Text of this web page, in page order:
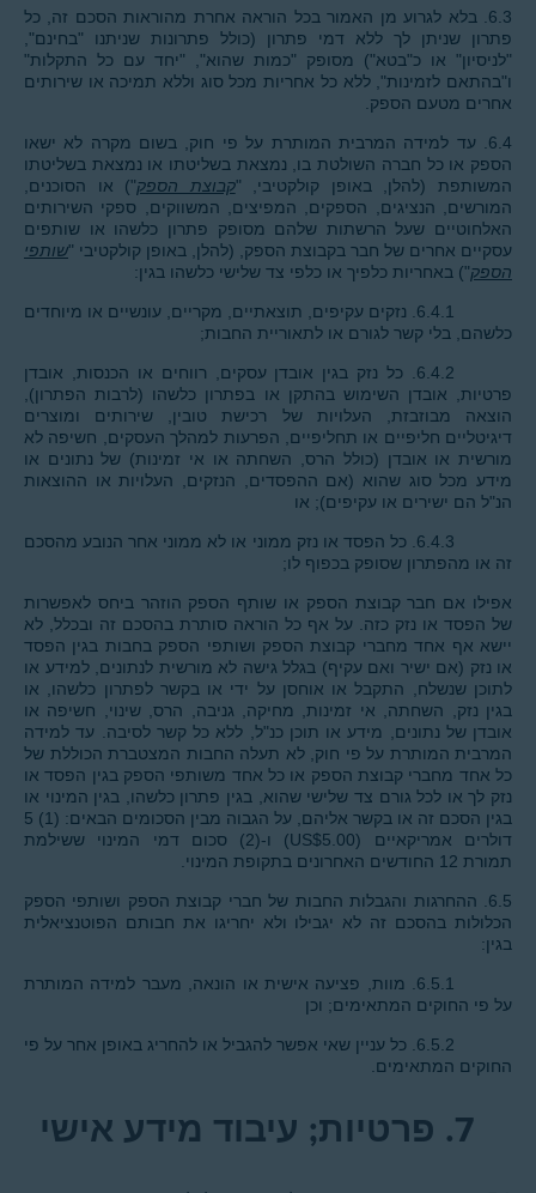
6.3. בלא לגרוע מן האמור בכל הוראה אחרת מהוראות הסכם זה, כל
פתרון שניתן לך ללא דמי פתרון (כולל פתרונות שניתנו "בחינם",
"לניסיון" או כ"בטא") מסופק "כמות שהוא", "יחד עם כל התקלות"
ו"בהתאם לזמינות", ללא כל אחריות מכל סוג וללא תמיכה או שירותים
אחרים מטעם הספק.
6.4. עד למידה המרבית המותרת על פי חוק, בשום מקרה לא ישאו
הספק או כל חברה השולטת בו, נמצאת בשליטתו או נמצאת בשליטתו
המשותפת (להלן, באופן קולקטיבי, "קבוצת הספק") או הסוכנים,
המורשים, הנציגים, הספקים, המפיצים, המשווקים, ספקי השירותים
האלחוטיים שעל הרשתות שלהם מסופק פתרון כלשהו או שותפים
עסקיים אחרים של חבר בקבוצת הספק, (להלן, באופן קולקטיבי "שותפי
הספק") באחריות כלפיך או כלפי צד שלישי כלשהו בגין:
6.4.1. נזקים עקיפים, תוצאתיים, מקריים, עונשיים או מיוחדים
כלשהם, בלי קשר לגורם או לתאוריית החבות;
6.4.2. כל נזק בגין אובדן עסקים, רווחים או הכנסות, אובדן
פרטיות, אובדן השימוש בהתקן או בפתרון כלשהו (לרבות הפתרון),
הוצאה מבוזבזת, העלויות של רכישת טובין, שירותים ומוצרים
דיגיטליים חליפיים או תחליפיים, הפרעות למהלך העסקים, חשיפה לא
מורשית או אובדן (כולל הרס, השחתה או אי זמינות) של נתונים או
מידע מכל סוג שהוא (אם ההפסדים, הנזקים, העלויות או ההוצאות
הנ"ל הם ישירים או עקיפים); או
6.4.3. כל הפסד או נזק ממוני או לא ממוני אחר הנובע מהסכם
זה או מהפתרון שסופק בכפוף לו;
אפילו אם חבר קבוצת הספק או שותף הספק הוזהר ביחס לאפשרות
של הפסד או נזק כזה. על אף כל הוראה סותרת בהסכם זה ובכלל, לא
יישא אף אחד מחברי קבוצת הספק ושותפי הספק בחבות בגין הפסד
או נזק (אם ישיר ואם עקיף) בגלל גישה לא מורשית לנתונים, למידע או
לתוכן שנשלח, התקבל או אוחסן על ידי או בקשר לפתרון כלשהו, או
בגין נזק, השחתה, אי זמינות, מחיקה, גניבה, הרס, שינוי, חשיפה או
אובדן של נתונים, מידע או תוכן כנ"ל, ללא כל קשר לסיבה. עד למידה
המרבית המותרת על פי חוק, לא תעלה החבות המצטברת הכוללת של
כל אחד מחברי קבוצת הספק או כל אחד משותפי הספק בגין הפסד או
נזק לך או לכל גורם צד שלישי שהוא, בגין פתרון כלשהו, בגין המינוי או
בגין הסכם זה או בקשר אליהם, על הגבוה מבין הסכומים הבאים: (1) 5
דולרים אמריקאיים (US$5.00) ו-(2) סכום דמי המינוי ששילמת
תמורת 12 החודשים האחרונים בתקופת המינוי.
6.5. ההחרגות והגבלות החבות של חברי קבוצת הספק ושותפי הספק
הכלולות בהסכם זה לא יגבילו ולא יחריגו את חבותם הפוטנציאלית
בגין:
6.5.1. מוות, פציעה אישית או הונאה, מעבר למידה המותרת
על פי החוקים המתאימים; וכן
6.5.2. כל עניין שאי אפשר להגביל או להחריג באופן אחר על פי
החוקים המתאימים.
7. פרטיות; עיבוד מידע אישי